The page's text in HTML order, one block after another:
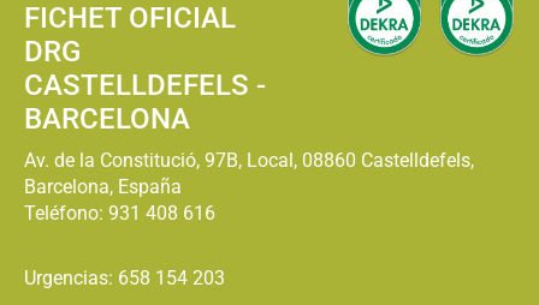
FICHET OFICIAL
DRG
CASTELLDEFELS -
BARCELONA
Av. de la Constitució, 97B, Local, 08860 Castelldefels,
Barcelona, España
Teléfono: 931 408 616
Urgencias: 658 154 203